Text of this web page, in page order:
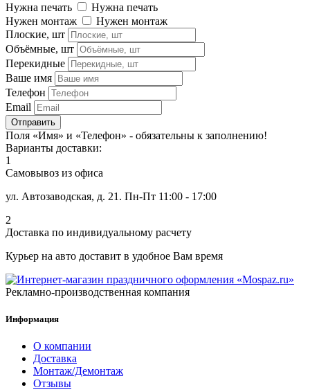
Нужна печать
Нужна печать
Нужен монтаж
Нужен монтаж
Плоские, шт
Объёмные, шт
Перекидные
Ваше имя
Телефон
Email
Отправить
Поля «Имя» и «Телефон» - обязательны к заполнению!
Варианты доставки:
1
Самовывоз из офиса
ул. Автозаводская, д. 21. Пн-Пт 11:00 - 17:00
2
Доставка по индивидуальному расчету
Курьер на авто доставит в удобное Вам время
Рекламно-производственная компания
Информация
О компании
Доставка
Монтаж/Демонтаж
Отзывы